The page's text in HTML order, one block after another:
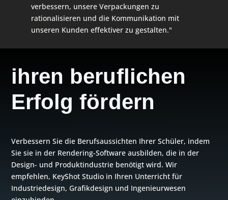
verbessern, unsere Verpackungen zu
rationalisieren und die Kommunikation mit
unseren Kunden effektiver zu gestalten."
ihren beruflichen
Erfolg fördern
Verbessern Sie die Berufsaussichten Ihrer Schüler, indem
Sie sie in der Rendering-Software ausbilden, die in der
Design- und Produktindustrie benötigt wird. Wir
empfehlen, KeyShot Studio in Ihren Unterricht für
Industriedesign, Grafikdesign und Ingenieurwesen